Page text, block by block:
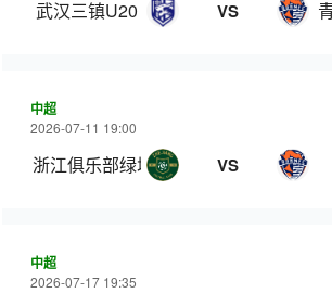
武汉三镇U20 VS
中超
2026-07-11 19:00
浙江俱乐部绿城 VS
中超
2026-07-17 19:35